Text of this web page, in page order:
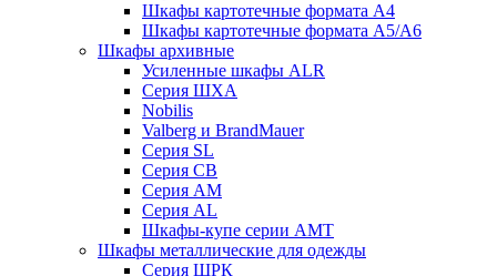
Шкафы картотечные формата А4
Шкафы картотечные формата А5/А6
Шкафы архивные
Усиленные шкафы ALR
Серия ШХА
Nobilis
Valberg и BrandMauer
Cерия SL
Серия СВ
Серия АМ
Серия AL
Шкафы-купе серии AMT
Шкафы металлические для одежды
Серия ШРК